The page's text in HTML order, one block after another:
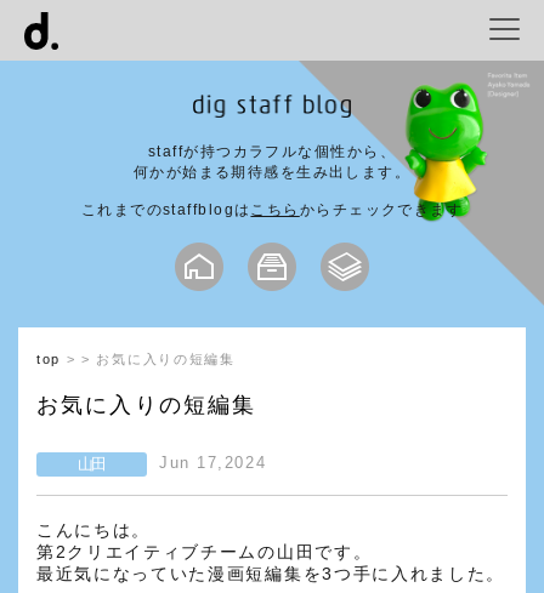
staffが持つカラフルな個性から、
何かが始まる期待感を生み出します。
これまでのstaffblogは こちら からチェックできます
top お気に入りの短編集
お気に入りの短編集
山田 Jun 17,2024
こんにちは。
第2クリエイティブチームの山田です。
最近気になっていた漫画短編集を3つ手に入れました。